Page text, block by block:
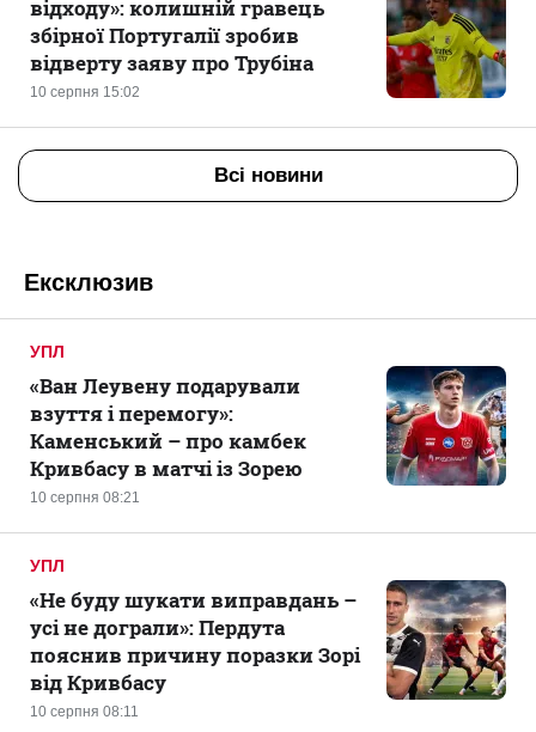
10 серпня 15:02
відходу»: колишній гравець
збірної Португалії зробив
відверту заяву про Трубіна
Всі новини
Ексклюзив
УПЛ
10 серпня 08:21
«Ван Леувену подарували
взуття і перемогу»:
Каменський – про камбек
Кривбасу в матчі із Зорею
УПЛ
10 серпня 08:11
«Не буду шукати виправдань –
усі не дограли»: Пердута
пояснив причину поразки Зорі
від Кривбасу